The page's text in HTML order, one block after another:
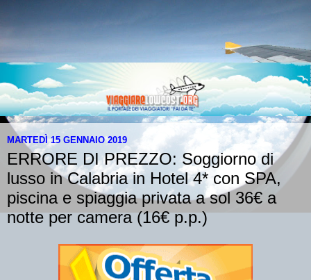
MARTEDÌ 15 GENNAIO 2019
ERRORE DI PREZZO: Soggiorno di
lusso in Calabria in Hotel 4* con SPA,
piscina e spiaggia privata a sol 36€ a
notte per camera (16€ p.p.)